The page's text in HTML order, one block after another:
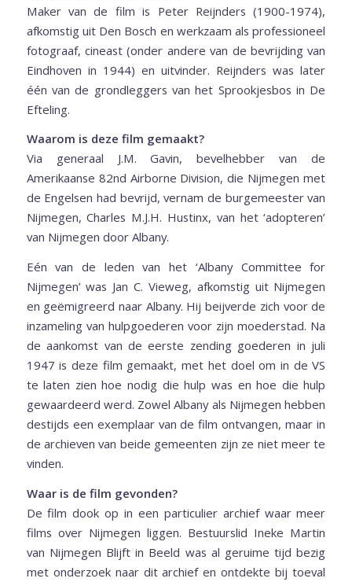
Maker van de film is Peter Reijnders (1900-1974),
afkomstig uit Den Bosch en werkzaam als professioneel
fotograaf, cineast (onder andere van de bevrijding van
Eindhoven in 1944) en uitvinder. Reijnders was later
één van de grondleggers van het Sprookjesbos in De
Efteling.
Waarom is deze film gemaakt?
Via generaal J.M. Gavin, bevelhebber van de
Amerikaanse 82nd Airborne Division, die Nijmegen met
de Engelsen had bevrijd, vernam de burgemeester van
Nijmegen, Charles M.J.H. Hustinx, van het ‘adopteren’
van Nijmegen door Albany.
Eén van de leden van het ‘Albany Committee for
Nijmegen’ was Jan C. Vieweg, afkomstig uit Nijmegen
en geëmigreerd naar Albany. Hij beijverde zich voor de
inzameling van hulpgoederen voor zijn moederstad. Na
de aankomst van de eerste zending goederen in juli
1947 is deze film gemaakt, met het doel om in de VS
te laten zien hoe nodig die hulp was en hoe die hulp
gewaardeerd werd. Zowel Albany als Nijmegen hebben
destijds een exemplaar van de film ontvangen, maar in
de archieven van beide gemeenten zijn ze niet meer te
vinden.
Waar is de film gevonden?
De film dook op in een particulier archief waar meer
films over Nijmegen liggen. Bestuurslid Ineke Martin
van Nijmegen Blijft in Beeld was al geruime tijd bezig
met onderzoek naar dit archief en ontdekte bij toeval